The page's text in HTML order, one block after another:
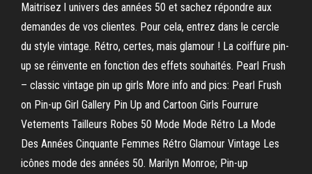
Maitrisez l univers des années 50 et sachez répondre aux
demandes de vos clientes. Pour cela, entrez dans le cercle
du style vintage. Rétro, certes, mais glamour ! La coiffure pin-
up se réinvente en fonction des effets souhaités. Pearl Frush
– classic vintage pin up girls More info and pics: Pearl Frush
on Pin-up Girl Gallery Pin Up and Cartoon Girls Fourrure
Vetements Tailleurs Robes 50 Mode Mode Rétro La Mode
Des Années Cinquante Femmes Rétro Glamour Vintage Les
icônes mode des années 50. Marilyn Monroe; Pin-up